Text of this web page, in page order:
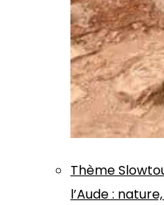
Thème
l’Aude :